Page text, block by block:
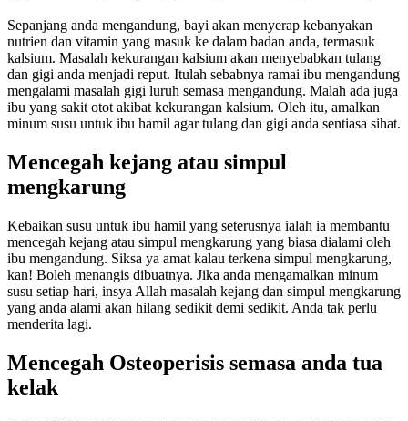
Sepanjang anda mengandung, bayi akan menyerap kebanyakan
nutrien dan vitamin yang masuk ke dalam badan anda, termasuk
kalsium. Masalah kekurangan kalsium akan menyebabkan tulang
dan gigi anda menjadi reput. Itulah sebabnya ramai ibu mengandung
mengalami masalah gigi luruh semasa mengandung. Malah ada juga
ibu yang sakit otot akibat kekurangan kalsium. Oleh itu, amalkan
minum susu untuk ibu hamil agar tulang dan gigi anda sentiasa sihat.
Mencegah kejang atau simpul
mengkarung
Kebaikan susu untuk ibu hamil yang seterusnya ialah ia membantu
mencegah kejang atau simpul mengkarung yang biasa dialami oleh
ibu mengandung. Siksa ya amat kalau terkena simpul mengkarung,
kan! Boleh menangis dibuatnya. Jika anda mengamalkan minum
susu setiap hari, insya Allah masalah kejang dan simpul mengkarung
yang anda alami akan hilang sedikit demi sedikit. Anda tak perlu
menderita lagi.
Mencegah Osteoperisis semasa anda tua
kelak